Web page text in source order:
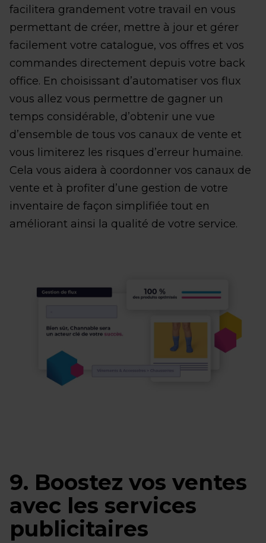
facilitera grandement votre travail en vous
permettant de créer, mettre à jour et gérer
facilement votre catalogue, vos offres et vos
commandes directement depuis votre back
office. En choisissant d’automatiser vos flux
vous allez vous permettre de gagner un
temps considérable, d’obtenir une vue
d’ensemble de tous vos canaux de vente et
vous limiterez les risques d’erreur humaine.
Cela vous aidera à coordonner vos canaux de
vente et à profiter d’une gestion de votre
inventaire de façon simplifiée tout en
améliorant ainsi la qualité de votre service.
9. Boostez vos ventes
avec les services
publicitaires